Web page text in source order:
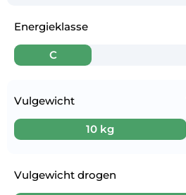
Energieklasse
C
Vulgewicht
10 kg
Vulgewicht drogen